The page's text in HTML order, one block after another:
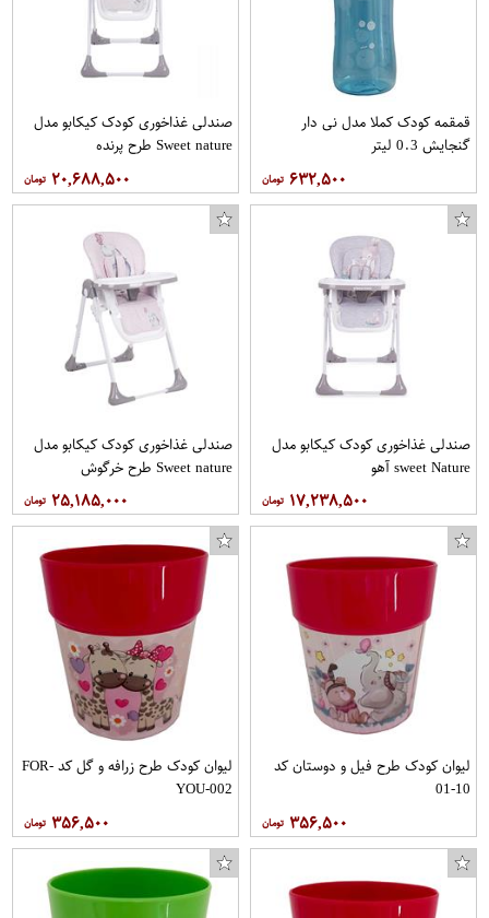
قمقمه کودک کملا مدل نی دار
گنجایش 0.3 لیتر
۶۳۲,۵۰۰
صندلی غذاخوری کودک کیکابو مدل
Sweet nature طرح پرنده
۲۰,۶۸۸,۵۰۰
صندلی غذاخوری کودک کیکابو مدل
sweet Nature آهو
۱۷,۲۳۸,۵۰۰
صندلی غذاخوری کودک کیکابو مدل
Sweet nature طرح خرگوش
۲۵,۱۸۵,۰۰۰
لیوان کودک طرح فیل و دوستان کد
10-01
۳۵۶,۵۰۰
لیوان کودک طرح زرافه و گل کد FOR-
YOU-002
۳۵۶,۵۰۰